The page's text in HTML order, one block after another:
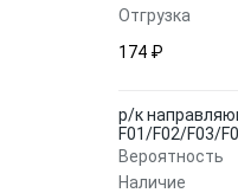
Отгрузка
174 ₽
р/к
F01/F02/F03/
Вероятность
Наличие